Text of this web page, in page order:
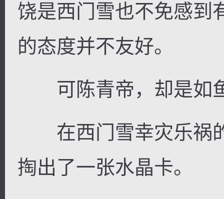
饶是西门雪也不免感到
的态度并不友好。
可陈青帝，却是如
在西门雪幸灾乐祸
掏出了一张水晶卡。